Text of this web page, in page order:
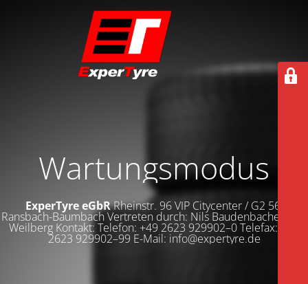
Wartungsmodus
ExperTyre eGbRRheinstr. 96 VIP Citycenter / G2 56235
Ransbach-Baumbach Vertreten durch: Nils Baudenbacher Dirk
Weilberg Kontakt: Telefon: +49 2623 929902–0 Telefax: +49
2623 929902–99 E-Mail: info@expertyre.de